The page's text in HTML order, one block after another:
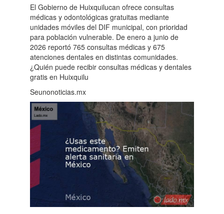
El Gobierno de Huixquilucan ofrece consultas
médicas y odontológicas gratuitas mediante
unidades móviles del DIF municipal, con prioridad
para población vulnerable. De enero a junio de
2026 reportó 765 consultas médicas y 675
atenciones dentales en distintas comunidades.
¿Quién puede recibir consultas médicas y dentales
gratis en Huixquilu
Seunonoticias.mx